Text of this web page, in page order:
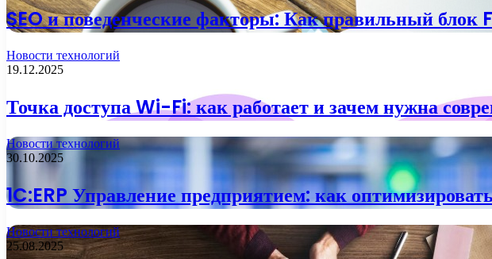
SEO и поведенческие факторы: Как правильный блок
Новости технологий
19.12.2025
Точка доступа Wi-Fi: как работает и зачем нужна
Новости технологий
30.10.2025
1C:ERP Управление предприятием: как
Новости технологий
25.08.2025